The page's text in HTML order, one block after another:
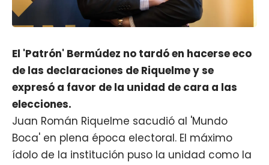
El 'Patrón' Bermúdez no tardó en hacerse eco
de las declaraciones de Riquelme y se
expresó a favor de la unidad de cara a las
elecciones.
Juan Román Riquelme sacudió al 'Mundo
Boca' en plena época electoral. El máximo
ídolo de la institución puso la unidad como la